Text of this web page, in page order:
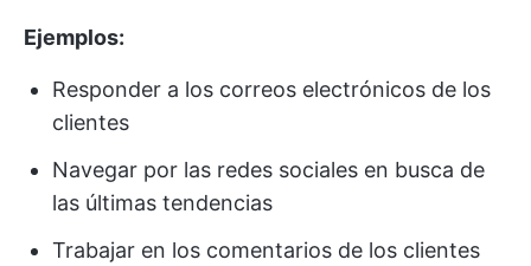
Ejemplos:
Responder a los correos electrónicos de los
clientes
Navegar por las redes sociales en busca de
las últimas tendencias
Trabajar en los comentarios de los clientes